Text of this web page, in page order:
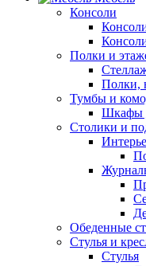
Консоли
Полки и
Полки,
Тумбы и
Шкафы
Столики и
Обеденные
Стулья и
Стулья